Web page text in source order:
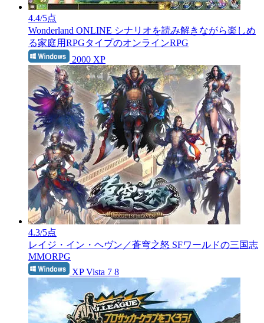
4.4/5点
Wonderland ONLINE シナリオを読み解きながら楽しめ
る家庭用RPGタイプのオンラインRPG
2000 XP
4.3/5点
レイジ・イン・ヘヴン／蒼穹之怒 SFワールドの三国志
MMORPG
XP Vista 7 8